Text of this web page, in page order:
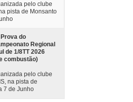
pelo clube
pista de Monsanto
Prova do
Regional
de 1/8TT 2026
combustão)
pelo clube
na pista de
7 de Junho